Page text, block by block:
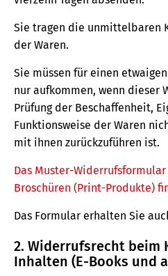
Sie tragen die unmittelbaren
der Waren.
Sie müssen für einen
nur aufkommen, wenn dieser
Prüfung der Beschaffenheit,
Funktionsweise der Waren
mit ihnen zurückzuführen ist.
Das Muster-
Broschüren (Print-Produkte)
Das Formular erhalten Sie
2. Widerrufsrecht beim
Inhalten (E-Books und